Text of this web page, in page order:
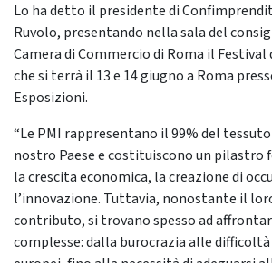
Lo ha detto il presidente di
Ruvolo, presentando nella sala del
Camera di Commercio di Roma il
che si terrà il 13 e 14 giugno a Roma
Esposizioni.
“Le PMI rappresentano il 99% del
nostro Paese e costituiscono un pilastro
la crescita economica, la creazione di
l’innovazione. Tuttavia, nonostante il
contributo, si trovano spesso ad
complesse: dalla burocrazia alle difficoltà